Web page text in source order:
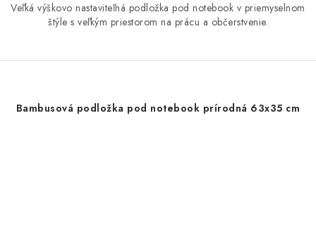
Veľká výškovo nastaviteľná podložka pod notebook v priemyselnom
štýle s veľkým priestorom na prácu a občerstvenie.
Bambusová podložka pod notebook prírodná 63x35 cm